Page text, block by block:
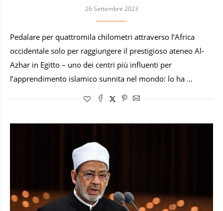
26 Settembre 2023
Pedalare per quattromila chilometri attraverso l’Africa
occidentale solo per raggiungere il prestigioso ateneo Al-
Azhar in Egitto – uno dei centri più influenti per
l’apprendimento islamico sunnita nel mondo: lo ha …